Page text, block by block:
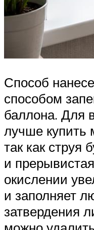
Способ
способом
баллона. Для
лучше купить
так как струя
и
окислении
и заполняет
затвердения